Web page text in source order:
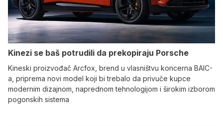
Kinezi se baš potrudili da prekopiraju Porsche
Kineski proizvođač Arcfox, brend u vlasništvu koncerna BAIC-
a, priprema novi model koji bi trebalo da privuče kupce
modernim dizajnom, naprednom tehnologijom i širokim izborom
pogonskih sistema